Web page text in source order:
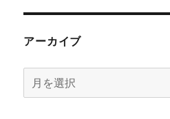
アーカイブ
ー